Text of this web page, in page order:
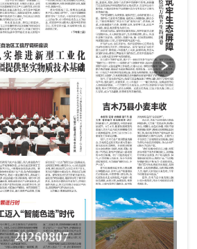
20260807